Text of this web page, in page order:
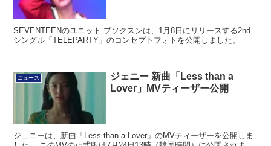
SEVENTEENのユニット ブソクスンは、1月8日にリリースする2nd
シングル「TELEPARTY」のコンセプトフォトを公開しました。
ニュース
ジェニー 新曲「Less than a
Lover」MVティーザー公開
ジェニーは、新曲「Less than a Lover」のMVティーザーを公開しま